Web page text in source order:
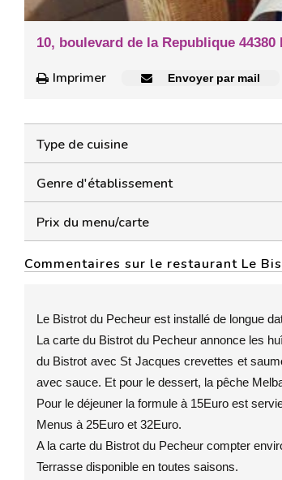
10, boulevard de la Republique 44380
Imprimer
Envoyer par mail
Type de cuisine
Genre d'établissement
Prix du menu/carte
Commentaires sur le restaurant Le
Le Bistrot du Pecheur est installé de longue
La carte du Bistrot du Pecheur annonce les
du Bistrot avec St Jacques crevettes et
avec sauce. Et pour le dessert, la pêche
Pour le déjeuner la formule à 15Euro est
Menus à 25Euro et 32Euro.
A la carte du Bistrot du Pecheur compter
Terrasse disponible en toutes saisons.